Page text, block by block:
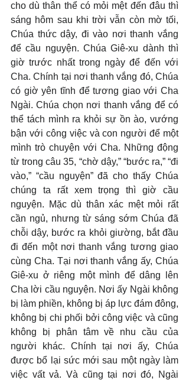
cho dù thân thể có mỏi mệt đến đâu thì
sáng hôm sau khi trời vẫn còn mờ tối,
Chúa thức dậy, đi vào nơi thanh vắng
để cầu nguyện. Chúa Giê-xu dành thì
giờ trước nhất trong ngày để đến với
Cha. Chính tại nơi thanh vắng đó, Chúa
có giờ yên tĩnh để tương giao với Cha
Ngài. Chúa chọn nơi thanh vắng để có
thể tách mình ra khỏi sự ồn ào, vướng
bận với công việc và con người để một
mình trò chuyện với Cha. Những động
từ trong câu 35, “chờ dậy,” “bước ra,” “đi
vào,” “cầu nguyện” đã cho thấy Chúa
chúng ta rất xem trọng thì giờ cầu
nguyện. Mặc dù thân xác mệt mỏi rất
cần ngủ, nhưng từ sáng sớm Chúa đã
chỗi dậy, bước ra khỏi giường, bắt đầu
đi đến một nơi thanh vắng tương giao
cùng Cha. Tại nơi thanh vắng ấy, Chúa
Giê-xu ở riêng một mình để dâng lên
Cha lời cầu nguyện. Nơi ấy Ngài không
bị làm phiền, không bị áp lực đám đông,
không bị chi phối bởi công việc và cũng
không bị phân tâm về nhu cầu của
người khác. Chính tại nơi ấy, Chúa
được bổ lại sức mới sau một ngày làm
việc vất vả. Và cũng tại nơi đó, Ngài